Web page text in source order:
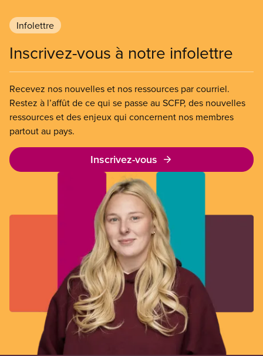
Infolettre
Inscrivez-vous à notre infolettre
Recevez nos nouvelles et nos ressources par courriel.
Restez à l’affût de ce qui se passe au SCFP, des nouvelles
ressources et des enjeux qui concernent nos membres
partout au pays.
Inscrivez-vous